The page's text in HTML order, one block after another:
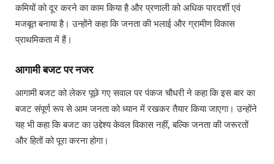
कमियों को दूर करने का काम किया है और प्रणाली को अधिक पारदर्शी एवं
मजबूत बनाया है। उन्होंने कहा कि जनता की भलाई और ग्रामीण विकास
प्राथमिकता में हैं।
आगामी बजट पर नजर
आगामी बजट को लेकर पूछे गए सवाल पर पंकज चौधरी ने कहा कि इस बार का
बजट संपूर्ण रूप से आम जनता को ध्यान में रखकर तैयार किया जाएगा। उन्होंने
यह भी कहा कि बजट का उद्देश्य केवल विकास नहीं, बल्कि जनता की जरूरतों
और हितों को पूरा करना होगा।